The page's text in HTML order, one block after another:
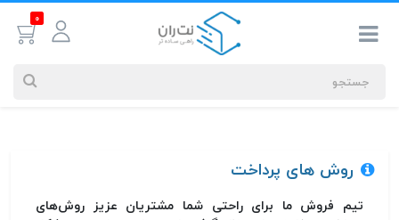
0
جستجوهای
روش های پرداخت
تیم فروش ما برای راحتی شما مشتریان عزیز روش‌های